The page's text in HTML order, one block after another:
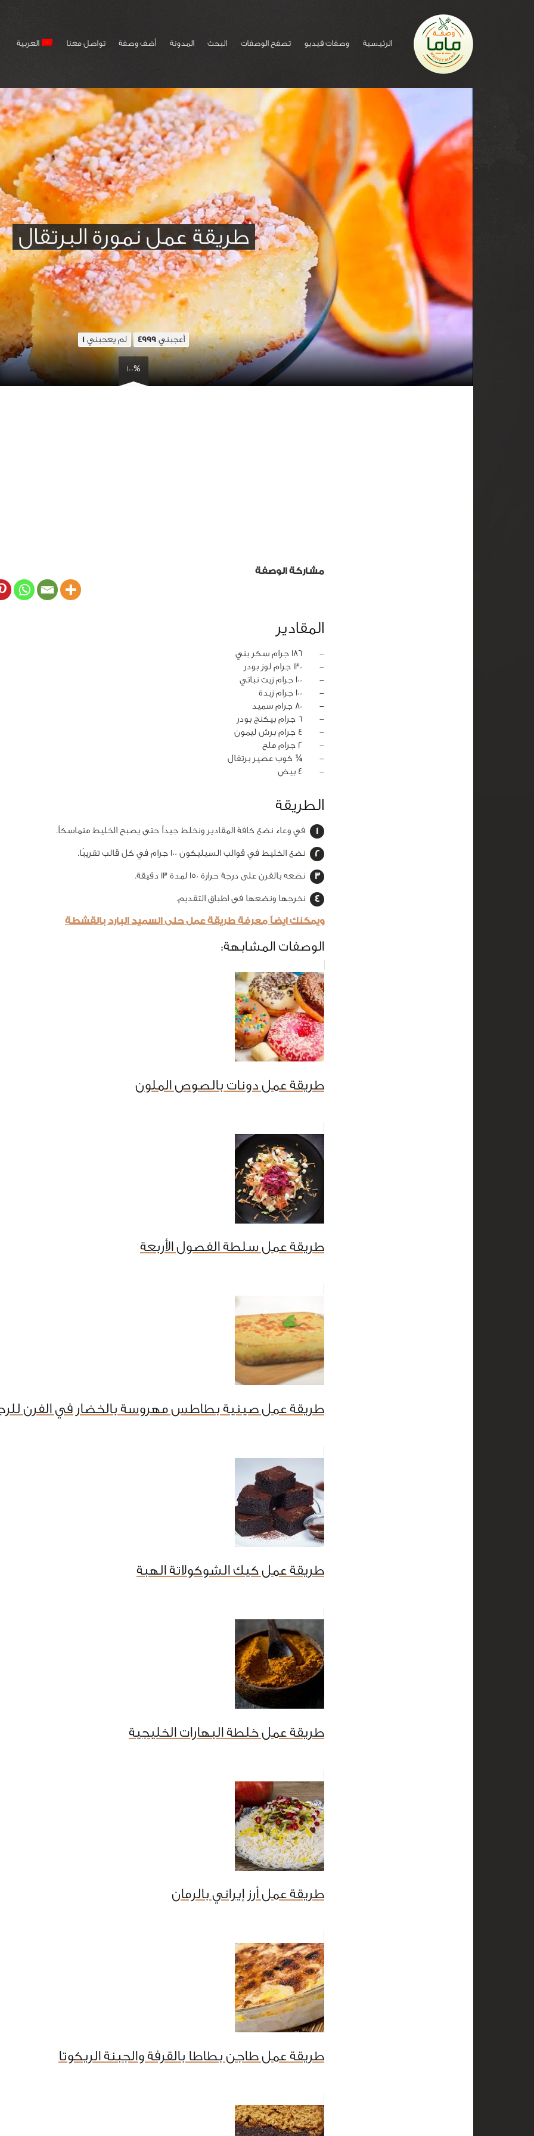
الرئيسية وصفات فيديو تصفح الوصفات البحث المدونة أضف وصفة تواصل معنا العربية
طريقة عمل نمورة البرتقال
أعجبني 4999 لم يعجبني 1
100%
مشاركة الوصفة
المقادير
‏-
186 جرام سكر بني
‏-
130 جرام لوز بودر
‏-
100 جرام زيت نباتي
‏-
100 جرام زبدة
‏-
80 جرام سميد
‏-
6 جرام بيكنج بودر
‏-
4 جرام برش ليمون
‏-
2 جرام ملح
‏-
¼ كوب عصير برتقال
‏-
4 بيض
الطريقة
في وعاء نضع كافة المقادير ونخلط جيداً حتى يصبح الخليط متماسكاً.
نضع الخليط في قوالب السيليكون 100 جرام في كل قالب تقريبًا.
نضعه بالفرن على درجة حرارة 150 لمدة 13 دقيقة.
نخرجها ونضعها فى اطباق التقديم.
ويمكنك ايضاً معرفة طريقة عمل حلى السميد البارد بالقشطة
الوصفات المشابهة:
طريقة عمل دونات بالصوص الملون
طريقة عمل سلطة الفصول الأربعة
طريقة عمل صينية بطاطس مهروسة بالخضار في الفرن
طريقة عمل كيك الشوكولاتة الهبة
طريقة عمل خلطة البهارات الخليجية
طريقة عمل أرز إيراني بالرمان
طريقة عمل طاجن بطاطا بالقرفة والجبنة الريكوتا